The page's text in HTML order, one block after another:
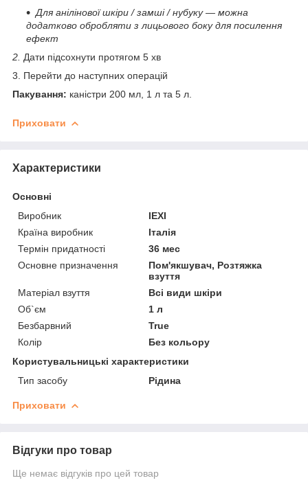
Для анілінової шкіри / замші / нубуку — можна
додатково обробляти з лицьового боку для посилення
ефект
2. Дати підсохнути протягом 5 хв
3. Перейти до наступних операцій
Пакування: каністри 200 мл, 1 л та 5 л.
Приховати
Характеристики
Основні
Виробник
IEXI
Країна виробник
Італія
Термін придатності
36 мес
Основне призначення
Пом'якшувач, Розтяжка
взуття
Матеріал взуття
Всі види шкіри
Об`єм
1 л
Безбарвний
True
Колір
Без кольору
Користувальницькі характеристики
Тип засобу
Рідина
Приховати
Відгуки про товар
Ще немає відгуків про цей товар